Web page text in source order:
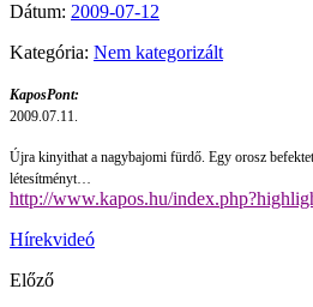
Dátum: 2009-07-12
Kategória: Nem kategorizált
KaposPont:
2009.07.11.
Újra kinyithat a nagybajomi fürdő. Egy orosz
létesítményt…
http://www.kapos.hu/
Hírekvideó
Előző